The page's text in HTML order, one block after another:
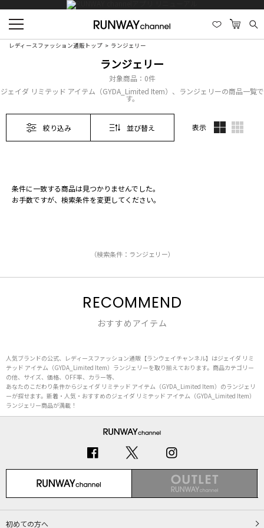
レディースファッション通販トップ ランジェリー
ランジェリー
対象商品： 0件
ジェイダ リミテッド アイテム（GYDA_Limited Item）、ランジェリーの商品一覧で
す。
絞り込み 並び替え 表示
条件に一致する商品は見つかりませんでした。
お手数ですが、検索条件を変更してください。
（検索条件：ランジェリー）
RECOMMEND
おすすめアイテム
人気ブランドの公式、レディースファッション通販【ランウェイチャンネル】はジェイダ リミ
テッド アイテム（GYDA_Limited Item）ランジェリーを取り揃えております。商品カテゴリー
の他、サイズ、価格、OFF率、カラー等、
あなたのこだわり条件からジェイダ リミテッド アイテム（GYDA_Limited Item）のランジェリ
ーが探せます。新着・人気・おすすめのジェイダ リミテッド アイテム（GYDA_Limited Item）
ランジェリー商品が満載！
初めての方へ